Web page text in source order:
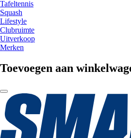
Tafeltennis
Squash
Lifestyle
Clubruimte
Uitverkoop
Merken
Toevoegen aan